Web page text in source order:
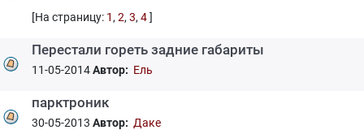
[На страницу: 1 , 2, 3, 4]
Перестали гореть задние габариты
11-05-2014Автор: Ель
парктроник
30-05-2013 Автор: Даке